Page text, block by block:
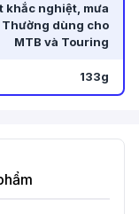
khắc nghiệt, mưa
dùng cho
MTB và Touring
133g